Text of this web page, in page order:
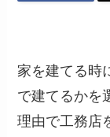
家を建てる時
で建てるかを
理由で工務店